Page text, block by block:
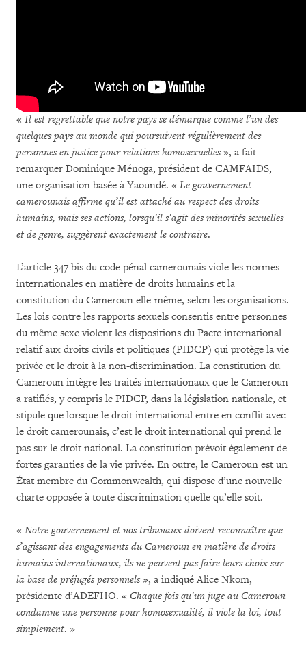
« Il est regrettable que notre pays se démarque comme l’un des
quelques pays au monde qui poursuivent régulièrement des
personnes en justice pour relations homosexuelles», a fait
remarquer Dominique Ménoga, président de CAMFAIDS,
une organisation basée à Yaoundé. « Le gouvernement
camerounais affirme qu’il est attaché au respect des droits
humains, mais ses actions, lorsqu’il s’agit des minorités sexuelles
et de genre, suggèrent exactement le contraire.
L’article 347 bis du code pénal camerounais viole les normes
internationales en matière de droits humains et la
constitution du Cameroun elle-même, selon les organisations.
Les lois contre les rapports sexuels consentis entre personnes
du même sexe violent les dispositions du Pacte international
relatif aux droits civils et politiques (PIDCP) qui protège la vie
privée et le droit à la non-discrimination. La constitution du
Cameroun intègre les traités internationaux que le Cameroun
a ratifiés, y compris le PIDCP, dans la législation nationale, et
stipule que lorsque le droit international entre en conflit avec
le droit camerounais, c’est le droit international qui prend le
pas sur le droit national. La constitution prévoit également de
fortes garanties de la vie privée. En outre, le Cameroun est un
État membre du Commonwealth, qui dispose d’une nouvelle
charte opposée à toute discrimination quelle qu’elle soit.
« Notre gouvernement et nos tribunaux doivent reconnaître que
s’agissant des engagements du Cameroun en matière de droits
humains internationaux, ils ne peuvent pas faire leurs choix sur
la base de préjugés personnels», a indiqué Alice Nkom,
présidente d’ADEFHO. « Chaque fois qu’un juge au Cameroun
condamne une personne pour homosexualité, il viole la loi, tout
simplement. »